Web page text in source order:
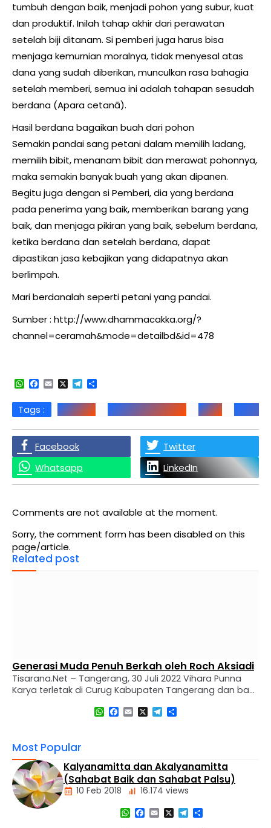
tumbuh dengan baik, menjadi pohon yang subur, kuat
dan produktif. Inilah tahap akhir dari perawatan
setelah biji ditanam. Si pemberi juga harus bisa
menjaga kemurnian moralnya, tidak menyesal atas
dana yang sudah diberikan, munculkan rasa bahagia
setelah memberi, semua ini adalah tahapan sesudah
berdana (Apara cetanā).
Hasil berdana bagaikan buah dari pohon
Semakin pandai sang petani dalam memilih ladang,
memilih bibit, menanam bibit dan merawat pohonnya,
maka semakin banyak buah yang akan dipanen.
Begitu juga dengan si Pemberi, dia yang berdana
pada penerima yang baik, memberikan barang yang
baik, dan menjaga pikiran yang baik, sebelum berdana,
ketika berdana dan setelah berdana, dapat
dipastikan jasa kebajikan yang didapatnya akan
berlimpah.
Mari berdanalah seperti petani yang pandai.
Sumber : http://www.dhammacakka.org/?
channel=ceramah&mode=detailbd&id=478
WhatsApp
Facebook
Email
X Telegram
Tags : Berdana Dana
Facebook
Twitter
Whatsapp
LinkedIn
Comments are not available at the moment.
Sorry, the comment form has been disabled on this
page/article.
Related post
Generasi Muda Penuh Berkah oleh Roch Aksiadi
Tisarana.Net – Tangerang, 30 Juli 2022 Vihara Punna
Karya terletak di Curug Kabupaten Tangerang dan bagi
asing lagi. Vihara Punna Karya terus memberikan
pelayanannya sangat baik, semoga Vihara Punna
Karya semakin sukses. Pelayanan …
WhatsApp
Facebook
Email
X Telegram
Most Popular
Kalyanamitta dan Akalyanamitta
(Sahabat Baik dan Sahabat Palsu)
10 Feb 2018 16.174 views
WhatsApp
Facebook
Email
X Telegram
Share